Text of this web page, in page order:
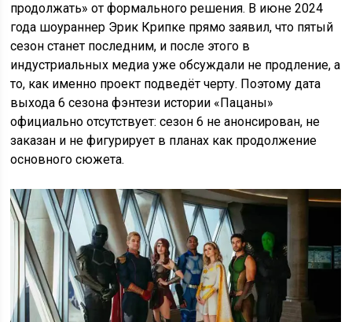
продолжать» от формального решения. В июне 2024
года шоураннер Эрик Крипке прямо заявил, что пятый
сезон станет последним, и после этого в
индустриальных медиа уже обсуждали не продление, а
то, как именно проект подведёт черту. Поэтому дата
выхода 6 сезона фэнтези истории «Пацаны»
официально отсутствует: сезон 6 не анонсирован, не
заказан и не фигурирует в планах как продолжение
основного сюжета.